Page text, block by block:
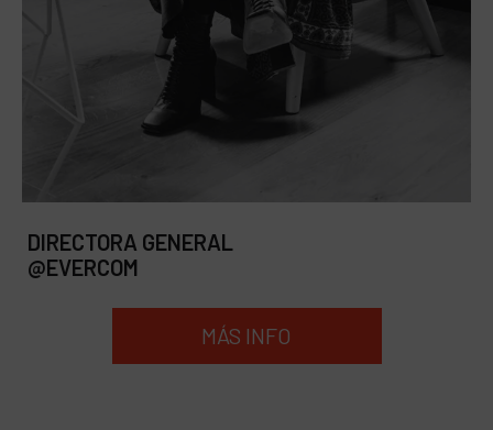
DIRECTORA
@MANAGEMENT & FINANCE & HR
MÁS INFO